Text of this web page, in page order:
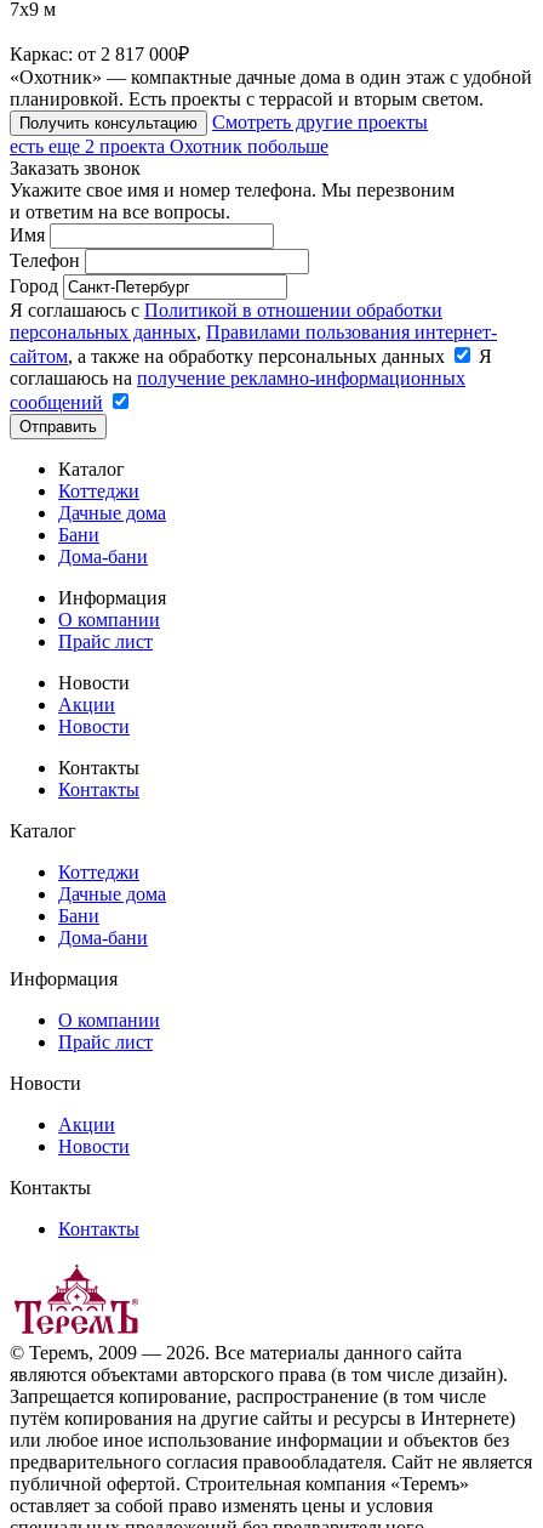
7x9 м
Каркас: от 2 817 000₽
«Охотник» — компактные дачные дома в один этаж с удобной
планировкой. Есть проекты с террасой и вторым светом.
Получить консультацию
Смотреть другие проекты
есть еще 2 проекта Охотник побольше
Заказать звонок
Укажите свое имя и номер телефона. Мы перезвоним
и ответим на все вопросы.
Имя
Телефон
Город
Я соглашаюсь с Политикой в отношении обработки
персональных данных, Правилами пользования интернет-
сайтом, а также на обработку персональных данных
Я
соглашаюсь на получение рекламно-информационных
сообщений
Отправить
Каталог
Коттеджи
Дачные дома
Бани
Дома-бани
Информация
О компании
Прайс лист
Новости
Акции
Новости
Контакты
Контакты
Каталог
Коттеджи
Дачные дома
Бани
Дома-бани
Информация
О компании
Прайс лист
Новости
Акции
Новости
Контакты
Контакты
© Теремъ, 2009 — 2026. Все материалы данного сайта
являются объектами авторского права (в том числе дизайн).
Запрещается копирование, распространение (в том числе
путём копирования на другие сайты и ресурсы в Интернете)
или любое иное использование информации и объектов без
предварительного согласия правообладателя. Cайт не является
публичной офертой. Строительная компания «Теремъ»
оставляет за собой право изменять цены и условия